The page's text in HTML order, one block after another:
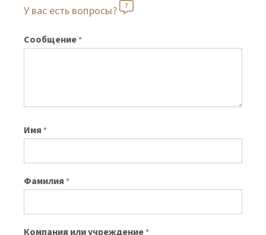
У вас есть вопросы?
Сообщение*
Имя *
Фамилия *
Компания или учреждение*